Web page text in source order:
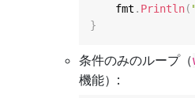
    fmt
. Println(
}
条件のみのループ（
機能）: